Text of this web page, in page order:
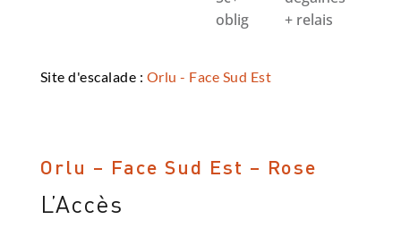
oblig
+ relais
Site d'escalade : Orlu - Face Sud Est
Orlu – Face Sud Est – Rose
L’Accès